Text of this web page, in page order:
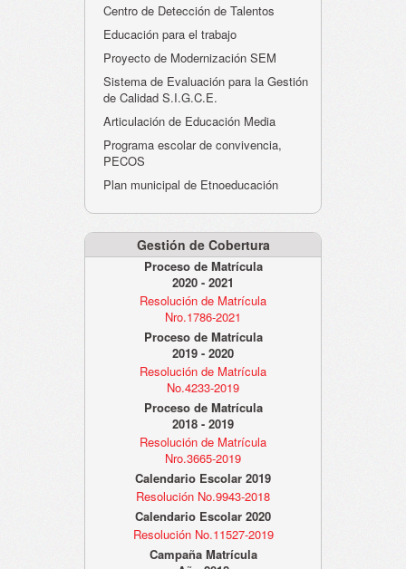
Centro de Detección de Talentos
Educación para el trabajo
Proyecto de Modernización SEM
Sistema de Evaluación para la Gestión
de Calidad S.I.G.C.E.
Articulación de Educación Media
Programa escolar de convivencia,
PECOS
Plan municipal de Etnoeducación
Gestión de Cobertura
Proceso de Matrícula
2020 - 2021
Resolución de Matrícula
Nro.1786-2021
Proceso de Matrícula
2019 - 2020
Resolución de Matrícula
No.4233-2019
Proceso de Matrícula
2018 - 2019
Resolución de Matrícula
Nro.3665-2019
Calendario Escolar 2019
Resolución No.9943-2018
Calendario Escolar 2020
Resolución No.11527-2019
Campaña Matrícula